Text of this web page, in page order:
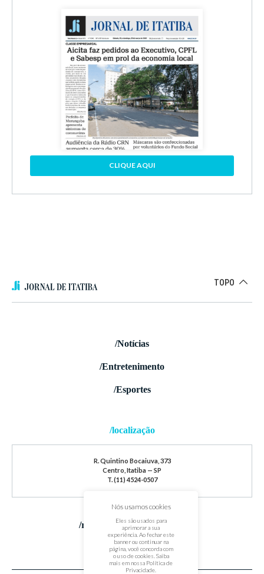
CLIQUE AQUI
TOPO
/Notícias
/Entretenimento
/Esportes
/localização
R. Quintino Bocaiuva, 373
Centro, Itatiba — SP
T. (11) 4524-0507
/redes sociais
Nós usamos cookies
Eles são usados para
aprimorar a sua
experiência. Ao fechar este
banner ou continuar na
página, você concorda com
o uso de cookies. Saiba
mais em nossa Política de
Privacidade